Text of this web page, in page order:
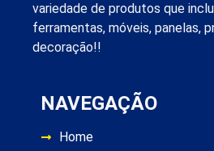
variedade de produtos que
ferramentas, móveis, panelas,
decoração!!
NAVEGAÇÃO
Home